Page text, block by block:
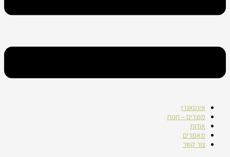
אינטאגרו
מוצרים – חנות
אודות
מאמרים
צור קשר